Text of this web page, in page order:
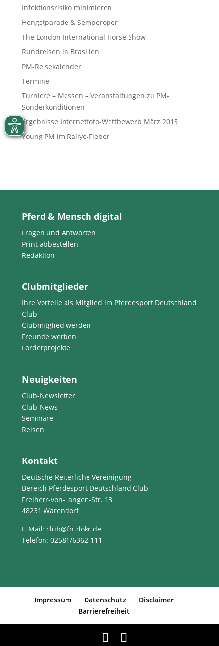
Infektionsrisiko minimieren
Hengstparade & Semperoper
The London International Horse Show
Rundreisen in Brasilien
PM-Reisekalender
Termine
Turniere – Messen – Veranstaltungen zu PM-
Sonderkonditionen
Ergebnisse Internetfoto-Wettbewerb März 2015
Young PM im Rallye-Fieber
Pferd & Mensch digital
Fragen und Antworten
Print abbestellen
Redaktion
Clubmitglieder
Ihre Vorteile als Mitglied im Pferdesport Deutschland
Club
Clubmitglied werden
Freunde werben
Förderprojekte
Neuigkeiten
Club-Newsletter
Club-News
Seminare
Reisen
Kontakt
Deutsche Reiterliche Vereinigung
Bereich Pferdesport Deutschland Club
Freiherr-von-Langen-Str. 13
48231 Warendorf
E-Mail: club@fn-dokr.de
Telefon: 02581/6362-111
Impressum Datenschutz
Disclaimer
Barrierefreiheit